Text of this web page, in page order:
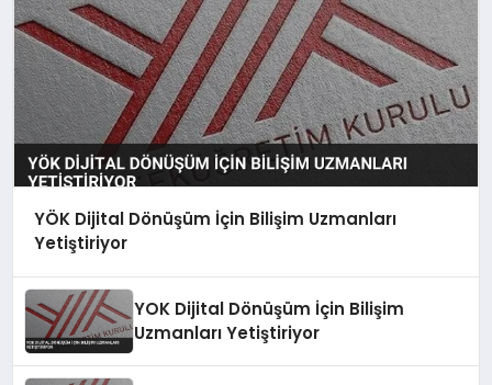
YÖK Dijital Dönüşüm İçin Bilişim Uzmanları
Yetiştiriyor
YOK Dijital Dönüşüm İçin Bilişim
Uzmanları Yetiştiriyor